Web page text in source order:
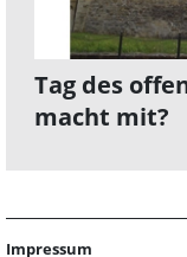
Tag des
macht mit?
Impressum